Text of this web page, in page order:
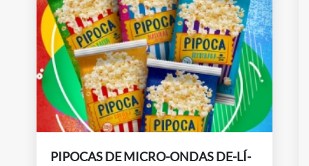
PIPOCAS DE MICRO-ONDAS DE-LÍ-